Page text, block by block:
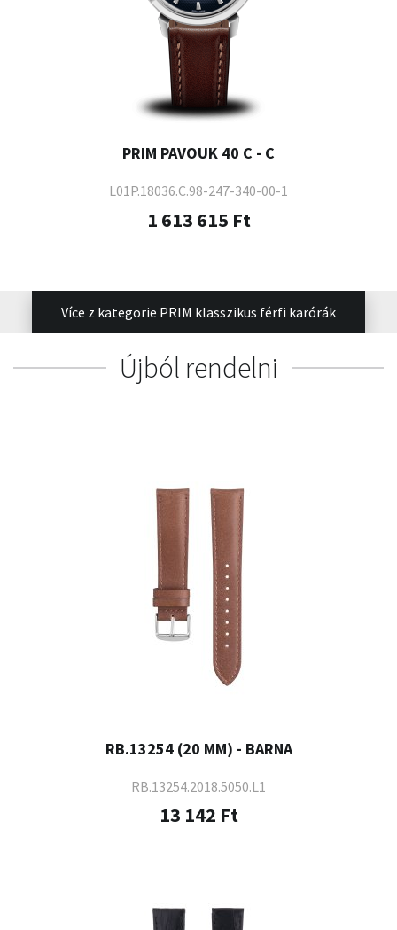
PRIM PAVOUK 40 C - C
L01P.18036.C.98-247-340-00-1
1 613 615 Ft
Více z kategorie PRIM klasszikus férfi karórák
Újból rendelni
RB.13254 (20 MM) - BARNA
RB.13254.2018.5050.L1
13 142 Ft